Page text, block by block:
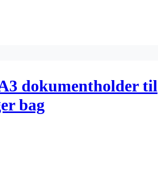
dokumentholder til
bag